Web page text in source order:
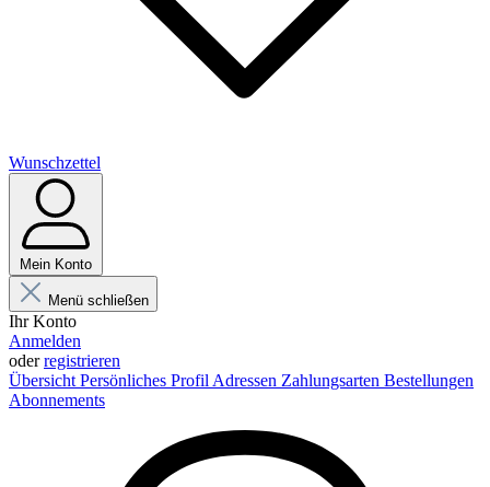
Wunschzettel
Mein Konto
Menü schließen
Ihr Konto
Anmelden
oderregistrieren
Übersicht Persönliches Profil Adressen Zahlungsarten Bestellungen
Abonnements